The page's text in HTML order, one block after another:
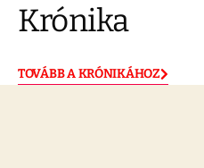
Krónika
TOVÁBB A KRÓNIKÁHOZ